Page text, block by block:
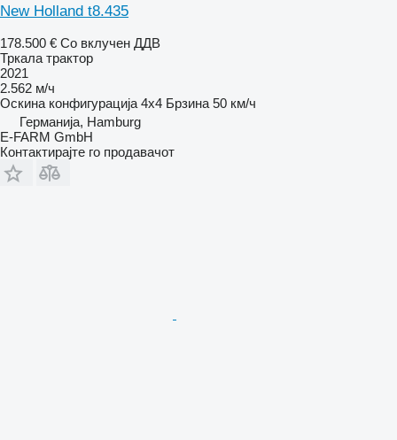
New Holland t8.435
178.500 € Со вклучен ДДВ
Тркала трактор
2021
2.562 м/ч
Оскина конфигурација 4x4 Брзина 50 км/ч
Германија, Hamburg
E-FARM GmbH
Контактирајте го продавачот